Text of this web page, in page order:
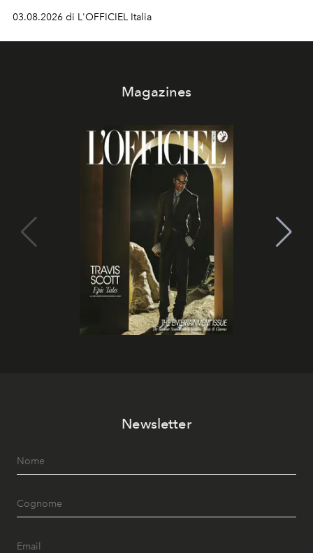
03.08.2026 di L'OFFICIEL Italia
Magazines
Newsletter